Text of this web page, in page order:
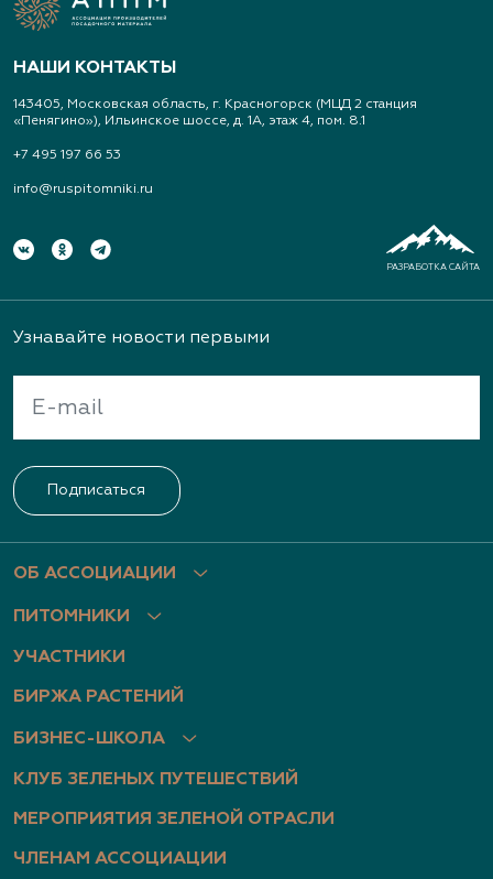
НАШИ КОНТАКТЫ
143405, Московская область, г. Красногорск (МЦД 2 станция
«Пенягино»), Ильинское шоссе, д. 1А, этаж 4, пом. 8.1
+7 495 197 66 53
info@ruspitomniki.ru
РАЗРАБОТКА САЙТА
ОБ АССОЦИАЦИИ
ПИТОМНИКИ
УЧАСТНИКИ
БИРЖА РАСТЕНИЙ
БИЗНЕС-ШКОЛА
КЛУБ ЗЕЛЕНЫХ ПУТЕШЕСТВИЙ
МЕРОПРИЯТИЯ ЗЕЛЕНОЙ ОТРАСЛИ
ЧЛЕНАМ АССОЦИАЦИИ
Узнавайте новости первыми
Подписаться